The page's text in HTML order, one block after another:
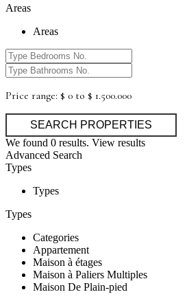
Areas
Areas
Price range: $ 0 to $ 1.500.000
We found 0 results. View results
Advanced Search
Types
Types
Types
Categories
Appartement
Maison à étages
Maison à Paliers Multiples
Maison De Plain-pied